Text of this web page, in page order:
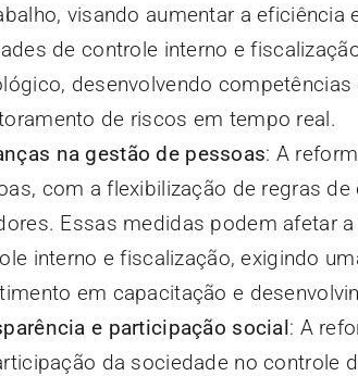
visando aumentar a
de controle interno e
desenvolvendo
de riscos em tempo real.
na gestão de pessoas: A
com a flexibilização de regras
Essas medidas podem afetar
interno e fiscalização, exigindo
em capacitação e
e participação social: A
da sociedade no controle